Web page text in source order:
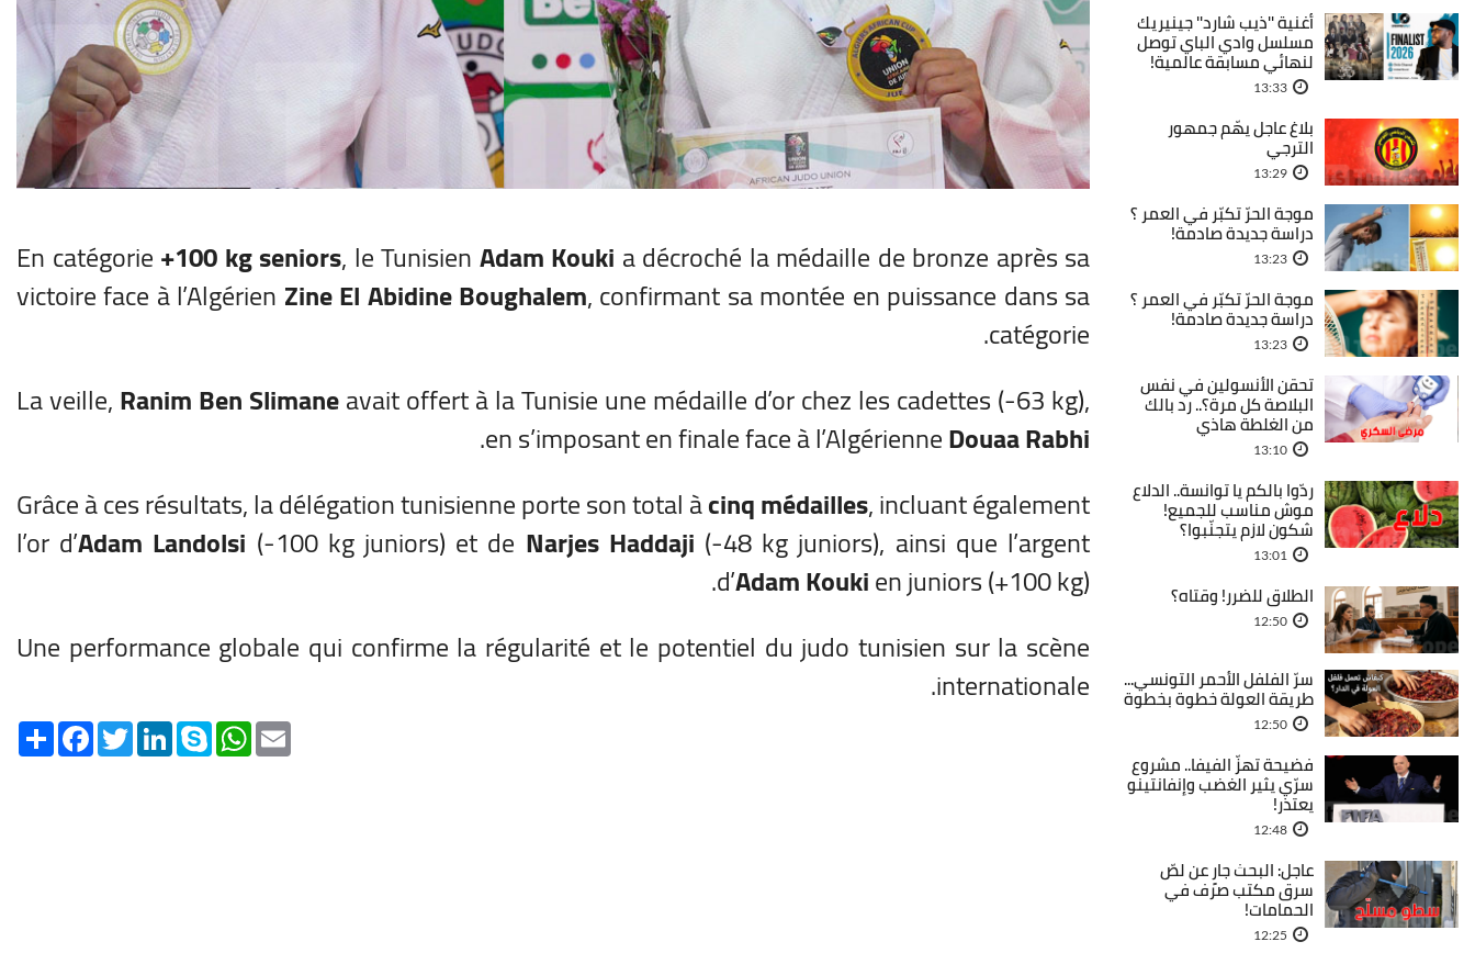
En catégorie+100 kg seniors, le TunisienAdam Kouki a décroché la médaille de bronze après sa
victoire face à l’Algérien Zine El Abidine Boughalem, confirmant sa montée en puissance dans sa
catégorie.
La veille,Ranim Ben Slimaneavait offert à la Tunisie une médaille d’or chez les cadettes (-63 kg),
en s’imposant en finale face à l’AlgérienneDouaa Rabhi
.
Grâce à ces résultats, la délégation tunisienne porte son total àcinq médailles, incluant également
l’or d’Adam Landolsi (-100 kg juniors) et de Narjes Haddaji (-48 kg juniors), ainsi que l’argent
d’Adam Koukien juniors (+100 kg).
Une performance globale qui confirme la régularité et le potentiel du judo tunisien sur la scène
internationale.
Share FacebookTwitterLinkedInSkype WhatsApp
أغنية ''ذيب شارد'' جينيريك
مسلسل وادي الباي توصل
لنهائي مسابقة عالمية!
13:33
بلاغ عاجل يهّم جمهور
الترجي
13:29
موجة الحرّ تكبّر في العمر ؟
دراسة جديدة صادمة!
13:23
موجة الحرّ تكبّر في العمر ؟
دراسة جديدة صادمة!
13:23
تحقن الأنسولين في نفس
البلاصة كل مرة؟.. رد بالك
من الغلطة هاذي
13:10
ردّوا بالكم يا توانسة.. الدلاع
موش مناسب للجميع!
شكون لازم يتجنّبوا؟
13:01
الطلاق للضرر! وقتاه؟
12:50
سرّ الفلفل الأحمر التونسي...
طريقة العولة خطوة بخطوة
12:50
فضيحة تهزّ الفيفا.. مشروع
سرّي يثير الغضب وإنفانتينو
يعتذر!
12:48
عاجل: البحث جارٍ عن لصّ
سرق مكتب صرف في
الحمامات!
12:25